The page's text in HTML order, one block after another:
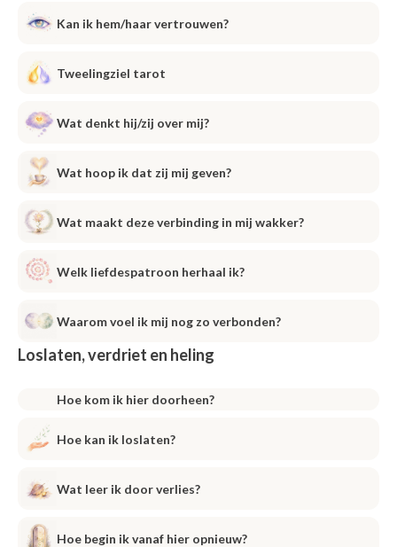
Kan ik hem/haar vertrouwen?
Tweelingziel tarot
Wat denkt hij/zij over mij?
Wat hoop ik dat zij mij geven?
Wat maakt deze verbinding in mij wakker?
Welk liefdespatroon herhaal ik?
Waarom voel ik mij nog zo verbonden?
Loslaten, verdriet en heling
Hoe kom ik hier doorheen?
Hoe kan ik loslaten?
Wat leer ik door verlies?
Hoe begin ik vanaf hier opnieuw?